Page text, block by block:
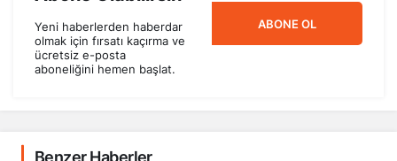
Yeni haberlerden haberdar
olmak için fırsatı kaçırma ve
ücretsiz e-posta
aboneliğini hemen başlat.
ABONE OL
Benzer Haberler